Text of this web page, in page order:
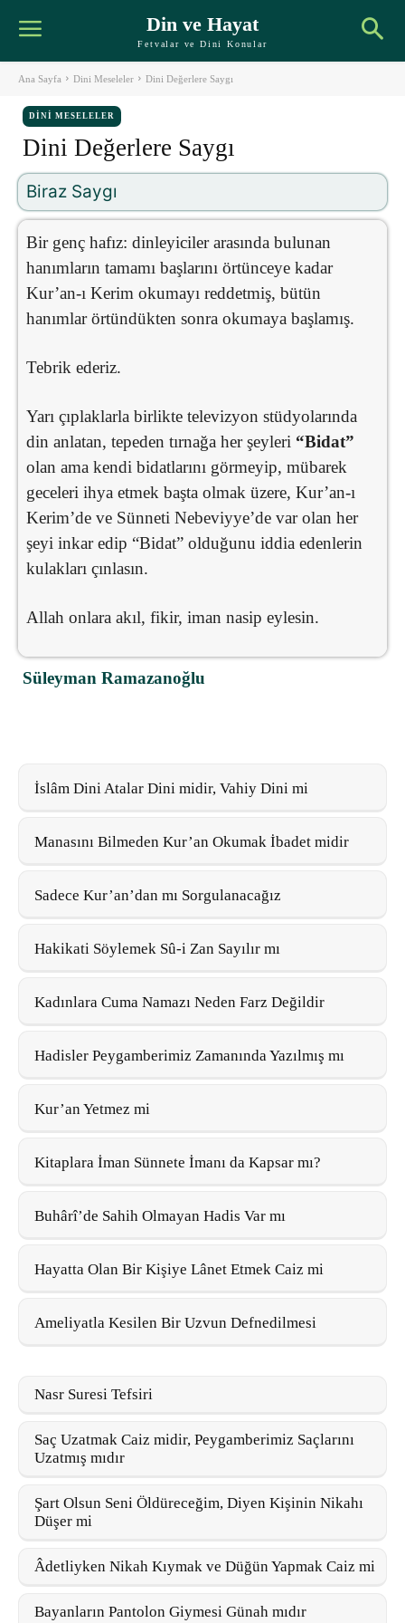
Din ve Hayat
Fetvalar ve Dini Konular
Ana Sayfa Dini Meseleler Dini Değerlere Saygı
DINI MESELELER
Dini Değerlere Saygı
Biraz Saygı
Bir genç hafız: dinleyiciler arasında bulunan
hanımların tamamı başlarını örtünceye kadar
Kur’an-ı Kerim okumayı reddetmiş, bütün
hanımlar örtündükten sonra okumaya başlamış.
Tebrik ederiz.
Yarı çıplaklarla birlikte televizyon stüdyolarında
din anlatan, tepeden tırnağa her şeyleri “Bidat”
olan ama kendi bidatlarını görmeyip, mübarek
geceleri ihya etmek başta olmak üzere, Kur’an-ı
Kerim’de ve Sünneti Nebeviyye’de var olan her
şeyi inkar edip “Bidat” olduğunu iddia edenlerin
kulakları çınlasın.
Allah onlara akıl, fikir, iman nasip eylesin.
Süleyman Ramazanoğlu
İslâm Dini Atalar Dini midir, Vahiy Dini mi
Manasını Bilmeden Kur’an Okumak İbadet midir
Sadece Kur’an’dan mı Sorgulanacağız
Hakikati Söylemek Sû-i Zan Sayılır mı
Kadınlara Cuma Namazı Neden Farz Değildir
Hadisler Peygamberimiz Zamanında Yazılmış mı
Kur’an Yetmez mi
Kitaplara İman Sünnete İmanı da Kapsar mı?
Buhârî’de Sahih Olmayan Hadis Var mı
Hayatta Olan Bir Kişiye Lânet Etmek Caiz mi
Ameliyatla Kesilen Bir Uzvun Defnedilmesi
Nasr Suresi Tefsiri
Saç Uzatmak Caiz midir, Peygamberimiz Saçlarını
Uzatmış mıdır
Şart Olsun Seni Öldüreceğim, Diyen Kişinin Nikahı
Düşer mi
Âdetliyken Nikah Kıymak ve Düğün Yapmak Caiz mi
Bayanların Pantolon Giymesi Günah mıdır